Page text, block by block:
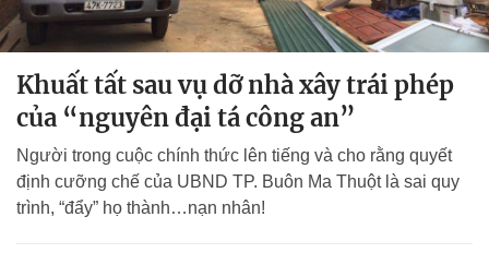
Khuất tất sau vụ dỡ nhà xây trái phép
của “nguyên đại tá công an”
Người trong cuộc chính thức lên tiếng và cho rằng quyết
định cưỡng chế của UBND TP. Buôn Ma Thuột là sai quy
trình, “đẩy” họ thành…nạn nhân!